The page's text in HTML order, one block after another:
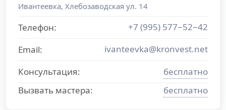
Ивантеевка, Хлебозаводская ул. 14
Телефон:
+7 (995) 577−52−42
Email:
ivanteevka@kronvest.net
Консультация:
бесплатно
Вызвать мастера:
бесплатно